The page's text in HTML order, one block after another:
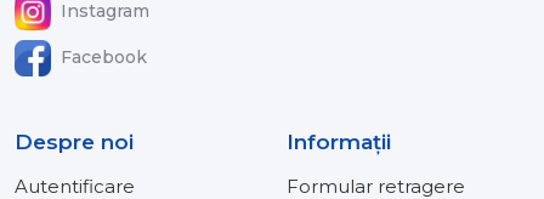
Instagram
Facebook
Despre noi
Autentificare
Informaţii
Formular retragere